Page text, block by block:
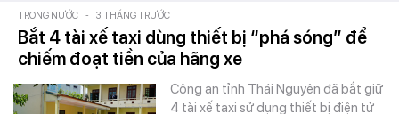
TRONG NƯỚC - 3 THÁNG TRƯỚC
Bắt 4 tài xế taxi dùng thiết bị “phá sóng” để
chiếm đoạt tiền của hãng xe
Công an tỉnh Thái Nguyên đã bắt giữ
4 tài xế taxi sử dụng thiết bị điện tử